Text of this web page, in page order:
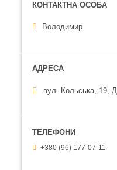
Володимир
вул. Кольська, 19,
+380 (96) 177-07-11